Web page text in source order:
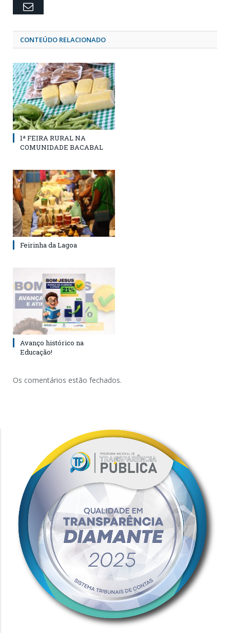
Email
CONTEÚDO RELACIONADO
1ª FEIRA RURAL NA
COMUNIDADE BACABAL
Feirinha da Lagoa
Avanço histórico na
Educação!
Os comentários estão fechados.